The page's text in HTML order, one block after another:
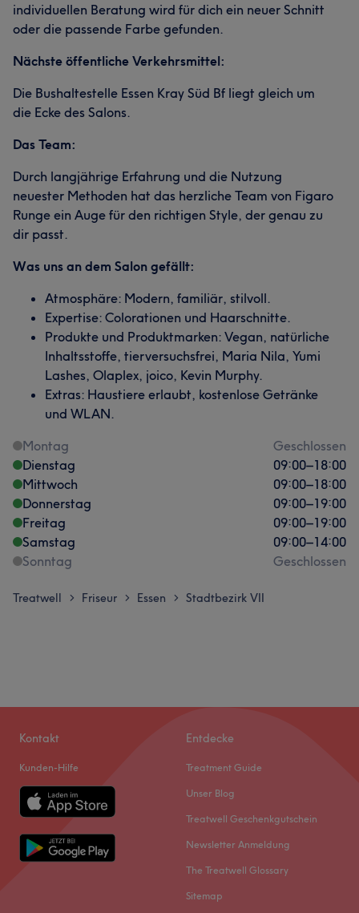
individuellen Beratung wird für dich ein neuer Schnitt
oder die passende Farbe gefunden.
Nächste öffentliche Verkehrsmittel:
Die Bushaltestelle Essen Kray Süd Bf liegt gleich um
die Ecke des Salons.
Das Team:
Durch langjährige Erfahrung und die Nutzung
neuester Methoden hat das herzliche Team von Figaro
Runge ein Auge für den richtigen Style, der genau zu
dir passt.
Was uns an dem Salon gefällt:
Atmosphäre: Modern, familiär, stilvoll.
Expertise: Colorationen und Haarschnitte.
Produkte und Produktmarken: Vegan, natürliche
Inhaltsstoffe, tierversuchsfrei, Maria Nila, Yumi
Lashes, Olaplex, joico, Kevin Murphy.
Extras: Haustiere erlaubt, kostenlose Getränke
und WLAN.
Montag
Geschlossen
Dienstag
09:00–18:00
Mittwoch
09:00–18:00
Donnerstag
09:00–19:00
Freitag
09:00–19:00
Samstag
09:00–14:00
Sonntag
Geschlossen
Treatwell > Friseur > Essen > Stadtbezirk VII
Kontakt
Kunden-Hilfe
Entdecke
Treatment Guide
Unser Blog
Treatwell Geschenkgutschein
Newsletter Anmeldung
The Treatwell Glossary
Sitemap